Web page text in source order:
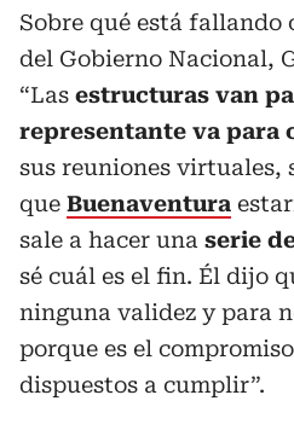
Sobre qué está fallando
del Gobierno Nacional,
“Las estructuras van
representante va para
sus reuniones virtuales,
que Buenaventura
sale a hacer una serie
sé cuál es el fin. Él dijo
ninguna validez y para
porque es el
dispuestos a cumplir”.